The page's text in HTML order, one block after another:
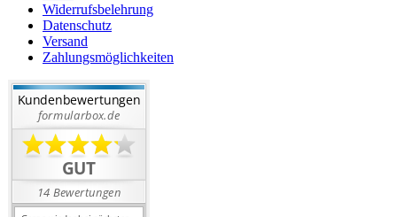
Widerrufsbelehrung
Datenschutz
Versand
Zahlungsmöglichkeiten